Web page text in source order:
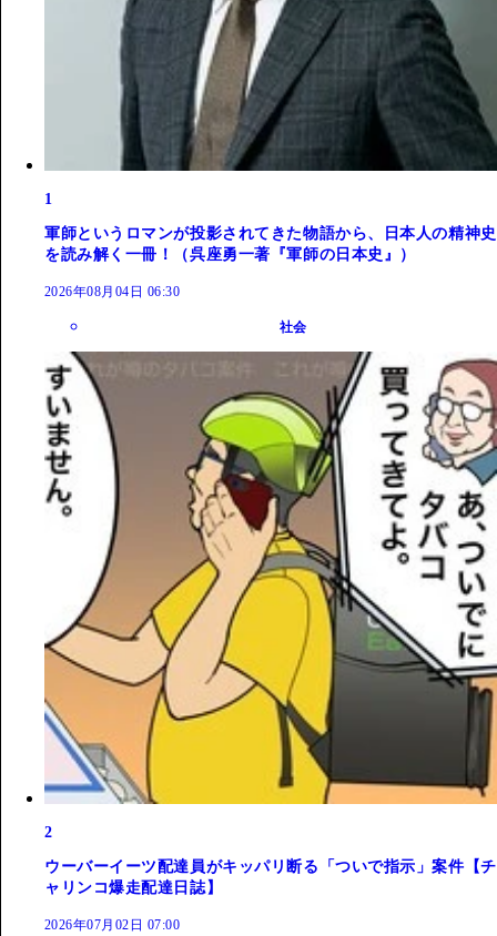
1
軍師というロマンが投影されてきた物語から、日本人の精神史
を読み解く一冊！（呉座勇一著『軍師の日本史』）
2026年08月04日 06:30
社会
2
ウーバーイーツ配達員がキッパリ断る「ついで指示」案件【チ
ャリンコ爆走配達日誌】
2026年07月02日 07:00